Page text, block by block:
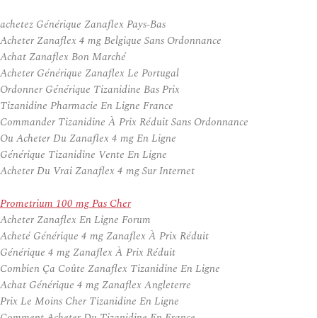
achetez Générique Zanaflex Pays-Bas
Acheter Zanaflex 4 mg Belgique Sans Ordonnance
Achat Zanaflex Bon Marché
Acheter Générique Zanaflex Le Portugal
Ordonner Générique Tizanidine Bas Prix
Tizanidine Pharmacie En Ligne France
Commander Tizanidine À Prix Réduit Sans Ordonnance
Ou Acheter Du Zanaflex 4 mg En Ligne
Générique Tizanidine Vente En Ligne
Acheter Du Vrai Zanaflex 4 mg Sur Internet
Prometrium 100 mg Pas Cher
Acheter Zanaflex En Ligne Forum
Acheté Générique 4 mg Zanaflex À Prix Réduit
Générique 4 mg Zanaflex À Prix Réduit
Combien Ça Coûte Zanaflex Tizanidine En Ligne
Achat Générique 4 mg Zanaflex Angleterre
Prix Le Moins Cher Tizanidine En Ligne